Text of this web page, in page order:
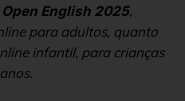
English 2025,
para adultos, quanto
infantil, para crianças